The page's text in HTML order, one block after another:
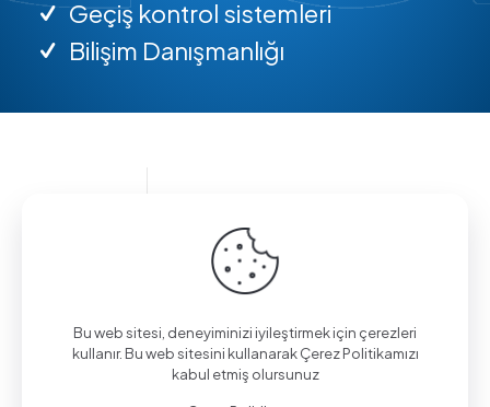
Geçiş kontrol sistemleri
Bilişim Danışmanlığı
Bilgi almak için arayın.
(0312) 325 02 01
Bu web sitesi, deneyiminizi iyileştirmek için çerezleri
kullanır. Bu web sitesini kullanarak Çerez Politikamızı
kabul etmiş olursunuz